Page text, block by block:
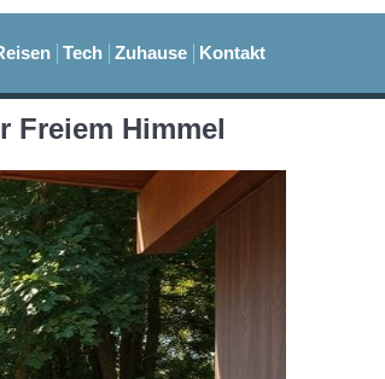
Tech Zuhause Kontakt
Freiem Himmel